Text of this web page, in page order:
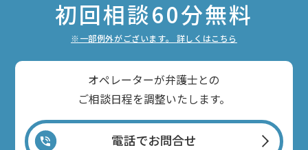
初回相談60分無料
※一部例外がございます。 詳しくはこちら
オペレーターが弁護士との
ご相談日程を調整いたします。
電話でお問合せ